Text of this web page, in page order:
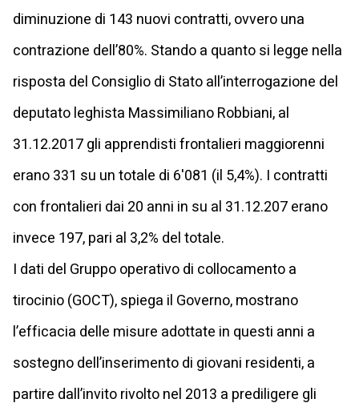
diminuzione di 143 nuovi contratti, ovvero una
contrazione dell’80%. Stando a quanto si legge nella
risposta del Consiglio di Stato all’interrogazione del
deputato leghista Massimiliano Robbiani, al
31.12.2017 gli apprendisti frontalieri maggiorenni
erano 331 su un totale di 6'081 (il 5,4%). I contratti
con frontalieri dai 20 anni in su al 31.12.207 erano
invece 197, pari al 3,2% del totale.
I dati del Gruppo operativo di collocamento a
tirocinio (GOCT), spiega il Governo, mostrano
l’efficacia delle misure adottate in questi anni a
sostegno dell’inserimento di giovani residenti, a
partire dall’invito rivolto nel 2013 a prediligere gli